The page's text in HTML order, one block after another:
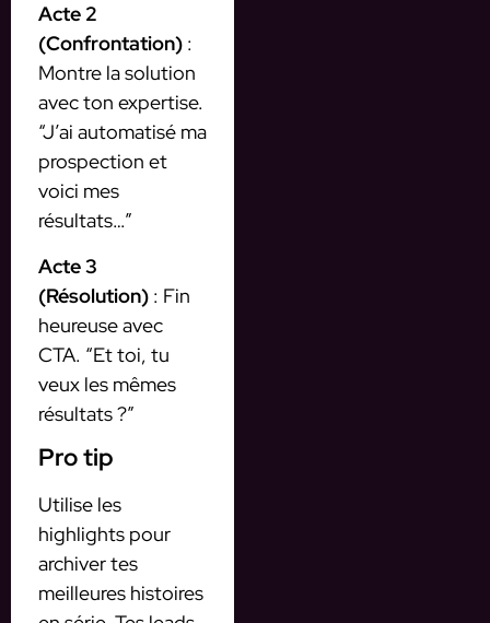
Acte 2
(Confrontation) :
Montre la solution
avec ton expertise.
“J’ai automatisé ma
prospection et
voici mes
résultats…”
Acte 3
(Résolution) : Fin
heureuse avec
CTA. “Et toi, tu
veux les mêmes
résultats ?”
Pro tip
Utilise les
highlights pour
archiver tes
meilleures histoires